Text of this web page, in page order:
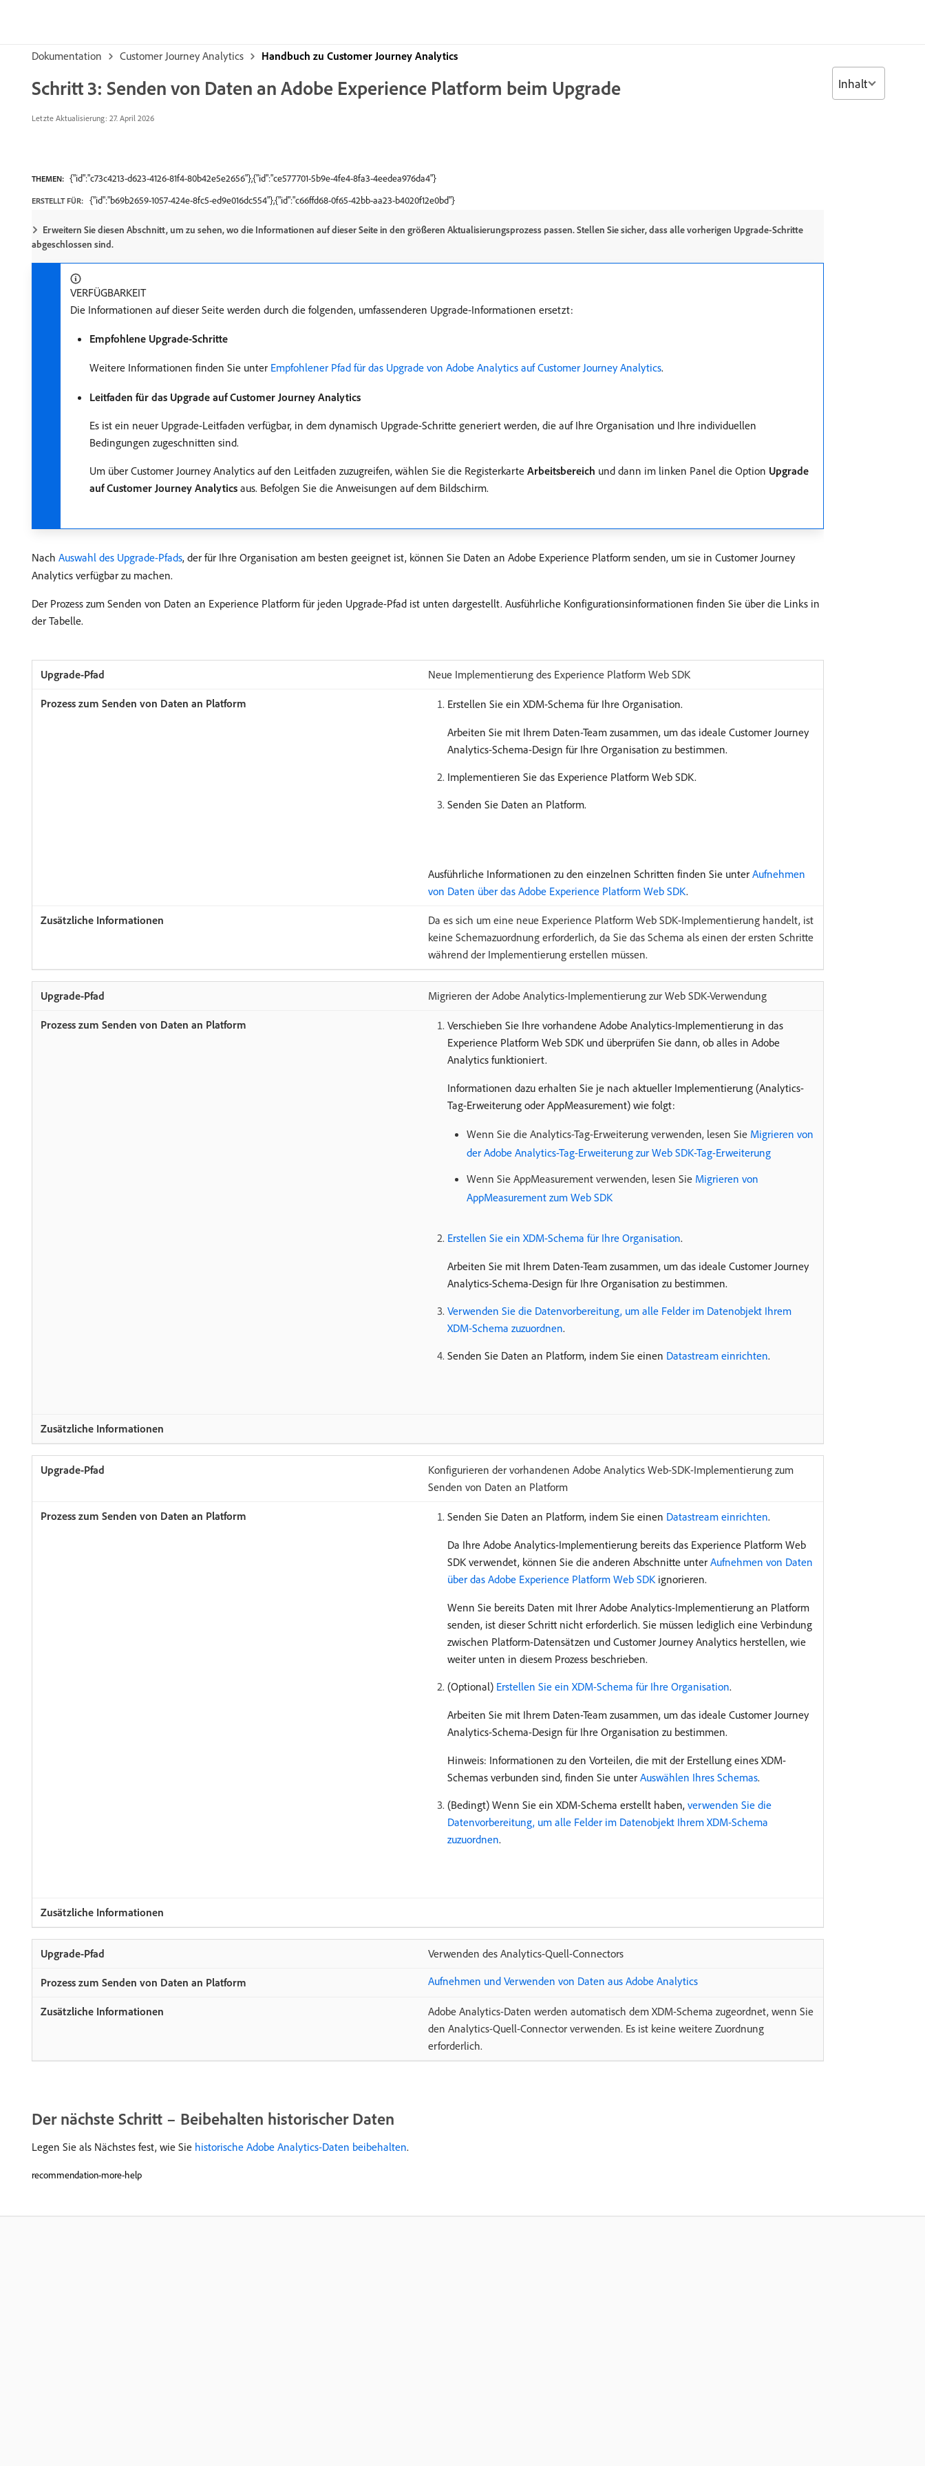
Dokumentation Customer Journey Analytics Handbuch zu Customer Journey Analytics
Schritt 3: Senden von Daten an Adobe Experience Platform beim Upgrade
Letzte Aktualisierung: 27. April 2026
THEMEN: {"id":"c73c4213-d623-4126-81f4-80b42e5e2656"},{"id":"ce577701-5b9e-4fe4-8fa3-4eedea976da4"}
ERSTELLT FÜR: {"id":"b69b2659-1057-424e-8fc5-ed9e016dc554"},{"id":"c66ffd68-0f65-42bb-aa23-b4020f12e0bd"}
Erweitern Sie diesen Abschnitt, um zu sehen, wo die Informationen auf dieser Seite in den größeren Aktualisierungsprozess passen. Stellen Sie sicher, dass alle vorherigen Upgrade-Schritte
abgeschlossen sind.
VERFÜGBARKEIT
Die Informationen auf dieser Seite werden durch die folgenden, umfassenderen Upgrade-Informationen ersetzt:
Empfohlene Upgrade-Schritte
Weitere Informationen finden Sie unter Empfohlener Pfad für das Upgrade von Adobe Analytics auf Customer Journey Analytics.
Leitfaden für das Upgrade auf Customer Journey Analytics
Es ist ein neuer Upgrade-Leitfaden verfügbar, in dem dynamisch Upgrade-Schritte generiert werden, die auf Ihre Organisation und Ihre individuellen
Bedingungen zugeschnitten sind.
Um über Customer Journey Analytics auf den Leitfaden zuzugreifen, wählen Sie die Registerkarte Arbeitsbereich und dann im linken Panel die Option Upgrade
auf Customer Journey Analytics aus. Befolgen Sie die Anweisungen auf dem Bildschirm.
Nach Auswahl des Upgrade-Pfads, der für Ihre Organisation am besten geeignet ist, können Sie Daten an Adobe Experience Platform senden, um sie in Customer Journey
Analytics verfügbar zu machen.
Der Prozess zum Senden von Daten an Experience Platform für jeden Upgrade-Pfad ist unten dargestellt. Ausführliche Konfigurationsinformationen finden Sie über die Links in
der Tabelle.
Neue Implementierung des Experience Platform Web SDK
Erstellen Sie ein XDM-Schema für Ihre Organisation.
Arbeiten Sie mit Ihrem Daten-Team zusammen, um das ideale Customer Journey
Analytics-Schema-Design für Ihre Organisation zu bestimmen.
Implementieren Sie das Experience Platform Web SDK.
Senden Sie Daten an Platform.
Ausführliche Informationen zu den einzelnen Schritten finden Sie unter Aufnehmen
von Daten über das Adobe Experience Platform Web SDK.
Da es sich um eine neue Experience Platform Web SDK-Implementierung handelt, ist
keine Schemazuordnung erforderlich, da Sie das Schema als einen der ersten Schritte
während der Implementierung erstellen müssen.
Migrieren der Adobe Analytics-Implementierung zur Web SDK-Verwendung
Verschieben Sie Ihre vorhandene Adobe Analytics-Implementierung in das
Experience Platform Web SDK und überprüfen Sie dann, ob alles in Adobe
Analytics funktioniert.
Informationen dazu erhalten Sie je nach aktueller Implementierung (Analytics-
Tag-Erweiterung oder AppMeasurement) wie folgt:
Wenn Sie die Analytics-Tag-Erweiterung verwenden, lesen Sie Migrieren von
der Adobe Analytics-Tag-Erweiterung zur Web SDK-Tag-Erweiterung
Wenn Sie AppMeasurement verwenden, lesen Sie Migrieren von
AppMeasurement zum Web SDK
Erstellen Sie ein XDM-Schema für Ihre Organisation.
Arbeiten Sie mit Ihrem Daten-Team zusammen, um das ideale Customer Journey
Analytics-Schema-Design für Ihre Organisation zu bestimmen.
Verwenden Sie die Datenvorbereitung, um alle Felder im Datenobjekt Ihrem
XDM-Schema zuzuordnen.
Senden Sie Daten an Platform, indem Sie einen Datastream einrichten.
Konfigurieren der vorhandenen Adobe Analytics Web-SDK-Implementierung zum
Senden von Daten an Platform
Senden Sie Daten an Platform, indem Sie einen Datastream einrichten.
Da Ihre Adobe Analytics-Implementierung bereits das Experience Platform Web
SDK verwendet, können Sie die anderen Abschnitte unter Aufnehmen von Daten
über das Adobe Experience Platform Web SDKignorieren.
Wenn Sie bereits Daten mit Ihrer Adobe Analytics-Implementierung an Platform
senden, ist dieser Schritt nicht erforderlich. Sie müssen lediglich eine Verbindung
zwischen Platform-Datensätzen und Customer Journey Analytics herstellen, wie
weiter unten in diesem Prozess beschrieben.
(Optional) Erstellen Sie ein XDM-Schema für Ihre Organisation.
Arbeiten Sie mit Ihrem Daten-Team zusammen, um das ideale Customer Journey
Analytics-Schema-Design für Ihre Organisation zu bestimmen.
Hinweis: Informationen zu den Vorteilen, die mit der Erstellung eines XDM-
Schemas verbunden sind, finden Sie unter Auswählen Ihres Schemas.
(Bedingt) Wenn Sie ein XDM-Schema erstellt haben, verwenden Sie die
Datenvorbereitung, um alle Felder im Datenobjekt Ihrem XDM-Schema
zuzuordnen.
Verwenden des Analytics-Quell-Connectors
Aufnehmen und Verwenden von Daten aus Adobe Analytics
Adobe Analytics-Daten werden automatisch dem XDM-Schema zugeordnet, wenn Sie
den Analytics-Quell-Connector verwenden. Es ist keine weitere Zuordnung
erforderlich.
Der nächste Schritt – Beibehalten historischer Daten
Legen Sie als Nächstes fest, wie Sie historische Adobe Analytics-Daten beibehalten.
recommendation-more-help
Inhalt